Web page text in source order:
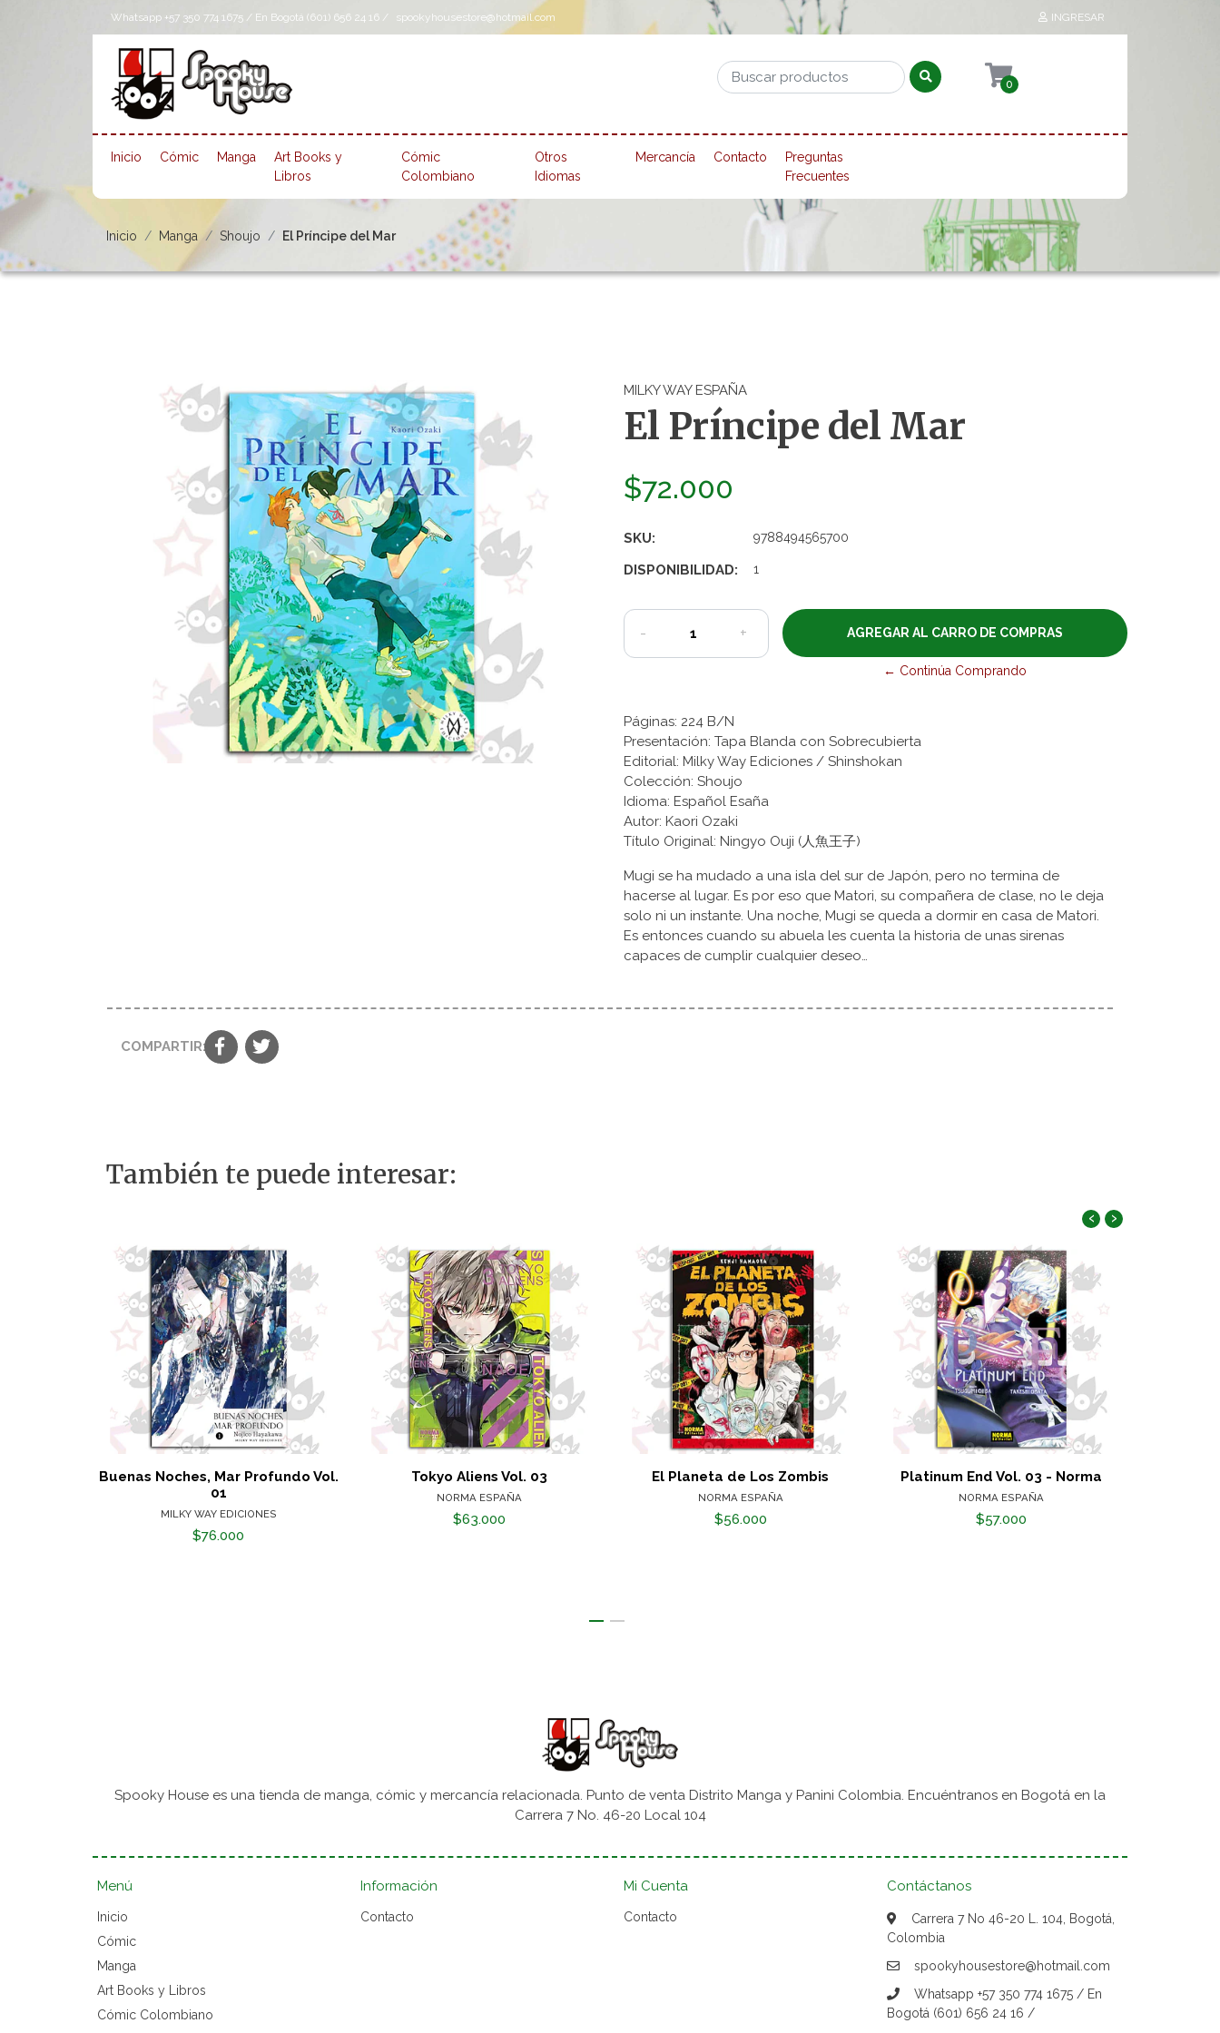
Whatsapp +57 350 774 1675 / En Bogotá (601) 656 24 16 / spookyhousestore@hotmail.com INGRESAR
0
Inicio Cómic Manga
Art Books y
Libros
Cómic
Colombiano
Otros
Idiomas
Mercancía Contacto
Preguntas
Frecuentes
Inicio Manga Shoujo El Príncipe del Mar
MILKY WAY ESPAÑA
El Príncipe del Mar
$72.000
SKU: 9788494565700
DISPONIBILIDAD: 1
- +
← Continúa Comprando
Páginas: 224 B/N
Presentación: Tapa Blanda con Sobrecubierta
Editorial: Milky Way Ediciones / Shinshokan
Colección: Shoujo
Idioma: Español Esaña
Autor: Kaori Ozaki
Título Original: Ningyo Ouji (人魚王子)
Mugi se ha mudado a una isla del sur de Japón, pero no termina de
hacerse al lugar. Es por eso que Matori, su compañera de clase, no le deja
solo ni un instante. Una noche, Mugi se queda a dormir en casa de Matori.
Es entonces cuando su abuela les cuenta la historia de unas sirenas
capaces de cumplir cualquier deseo…
COMPARTIR:
También te puede interesar:
Buenas Noches, Mar Profundo Vol.
01
MILKY WAY EDICIONES
$76.000
Tokyo Aliens Vol. 03
NORMA ESPAÑA
$63.000
El Planeta de Los Zombis
NORMA ESPAÑA
$56.000
Platinum End Vol. 03 - Norma
NORMA ESPAÑA
$57.000
‹ ›
Spooky House es una tienda de manga, cómic y mercancía relacionada. Punto de venta Distrito Manga y Panini Colombia. Encuéntranos en Bogotá en la
Carrera 7 No. 46-20 Local 104
Menú
Inicio
Cómic
Manga
Art Books y Libros
Cómic Colombiano
Información
Contacto
Mi Cuenta
Contacto
Contáctanos
Carrera 7 No 46-20 L. 104, Bogotá,
Colombia
spookyhousestore@hotmail.com
Whatsapp +57 350 774 1675 / En
Bogotá (601) 656 24 16 /